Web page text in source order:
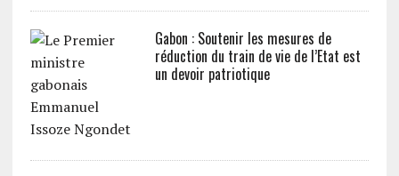
Gabon : Soutenir les mesures de
réduction du train de vie de l’Etat est
un devoir patriotique